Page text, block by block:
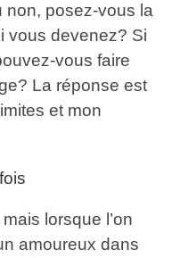
non, posez-vous la
vous devenez? Si
vous faire
La réponse est
et mon
lorsque l’on
amoureux dans